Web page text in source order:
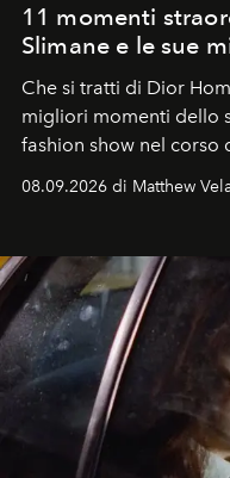
11 momenti
Slimane e le sue
Che si tratti di Dior
migliori momenti dello
fashion show nel corso
08.09.2026 di Matthew